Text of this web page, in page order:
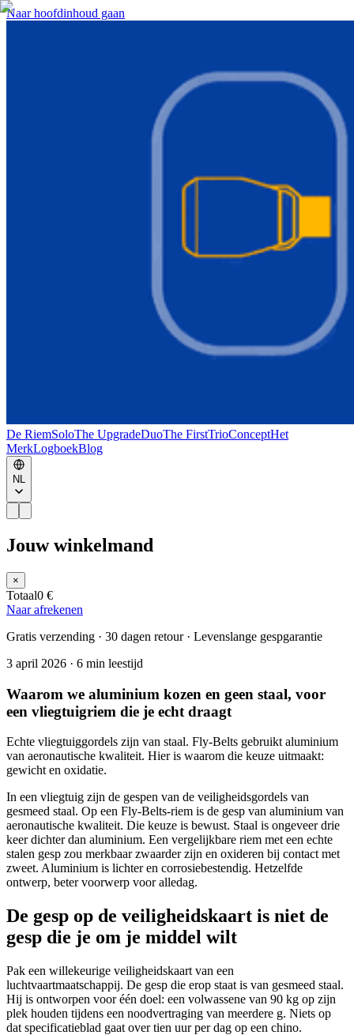
Naar hoofdinhoud gaan
De RiemSoloThe UpgradeDuoThe FirstTrioConceptHet
MerkLogboekBlog
NL
Jouw winkelmand
×
Totaal0 €
Naar afrekenen
Gratis verzending · 30 dagen retour · Levenslange gespgarantie
3 april 2026 · 6 min leestijd
Waarom we aluminium kozen en geen staal, voor
een vliegtuigriem die je echt draagt
Echte vliegtuiggordels zijn van staal. Fly-Belts gebruikt aluminium
van aeronautische kwaliteit. Hier is waarom die keuze uitmaakt:
gewicht en oxidatie.
In een vliegtuig zijn de gespen van de veiligheidsgordels van
gesmeed staal. Op een Fly-Belts-riem is de gesp van aluminium van
aeronautische kwaliteit. Die keuze is bewust. Staal is ongeveer drie
keer dichter dan aluminium. Een vergelijkbare riem met een echte
stalen gesp zou merkbaar zwaarder zijn en oxideren bij contact met
zweet. Aluminium is lichter en corrosiebestendig. Hetzelfde
ontwerp, beter voorwerp voor alledag.
De gesp op de veiligheidskaart is niet de
gesp die je om je middel wilt
Pak een willekeurige veiligheidskaart van een
luchtvaartmaatschappij. De gesp die erop staat is van gesmeed staal.
Hij is ontworpen voor één doel: een volwassene van 90 kg op zijn
plek houden tijdens een noodvertraging van meerdere g. Niets op
dat specificatieblad gaat over tien uur per dag op een chino.